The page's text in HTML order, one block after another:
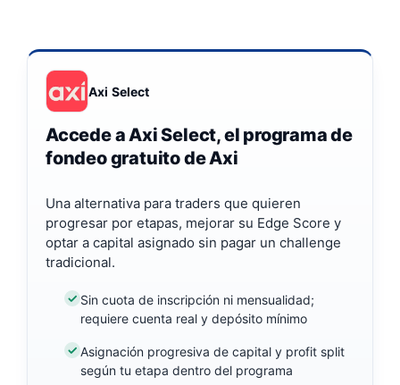
Axi Select
Accede a Axi Select, el programa de
fondeo gratuito de Axi
Una alternativa para traders que quieren
progresar por etapas, mejorar su Edge Score y
optar a capital asignado sin pagar un challenge
tradicional.
Sin cuota de inscripción ni mensualidad;
requiere cuenta real y depósito mínimo
Asignación progresiva de capital y profit split
según tu etapa dentro del programa